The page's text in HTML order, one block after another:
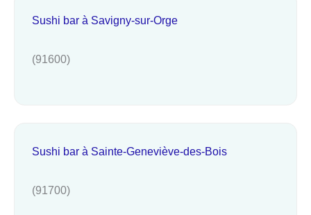
Sushi bar à Savigny-sur-Orge
(91600)
Sushi bar à Sainte-Geneviève-des-Bois
(91700)